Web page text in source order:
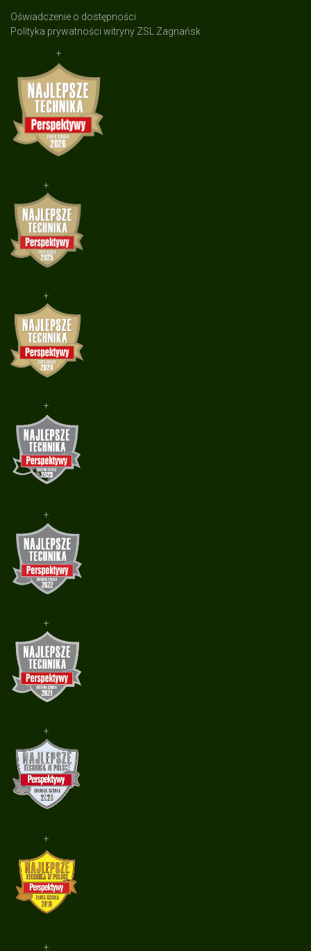
Oświadczenie o dostępności
Polityka prywatności witryny ZSL Zagnańsk
+
+
+
+
+
+
+
+
+